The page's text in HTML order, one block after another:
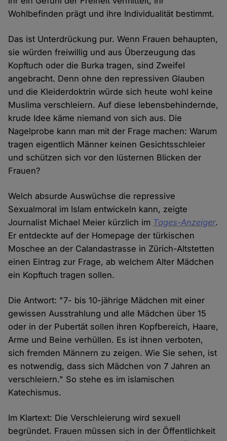
Wohlbefinden prägt und ihre Individualität bestimmt.
Das ist Unterdrückung pur. Wenn Frauen behaupten,
sie würden freiwillig und aus Überzeugung das
Kopftuch oder die Burka tragen, sind Zweifel
angebracht. Denn ohne den repressiven Glauben
und die Kleiderdoktrin würde sich heute wohl keine
Muslima verschleiern. Auf diese lebensbehindernde,
krude Idee käme niemand von sich aus. Die
Nagelprobe kann man mit der Frage machen: Warum
tragen eigentlich Männer keinen Gesichtsschleier
und schützen sich vor den lüsternen Blicken der
Frauen?
Welch absurde Auswüchse die repressive
Sexualmoral im Islam entwickeln kann, zeigte
Journalist Michael Meier kürzlich im Tages-Anzeiger.
Er entdeckte auf der Homepage der türkischen
Moschee an der Calandastrasse in Zürich-Altstetten
einen Eintrag zur Frage, ab welchem Alter Mädchen
ein Kopftuch tragen sollen.
Die Antwort: "7- bis 10-jährige Mädchen mit einer
gewissen Ausstrahlung und alle Mädchen über 15
oder in der Pubertät sollen ihren Kopfbereich, Haare,
Arme und Beine verhüllen. Es ist ihnen verboten,
sich fremden Männern zu zeigen. Wie Sie sehen, ist
es notwendig, dass sich Mädchen von 7 Jahren an
verschleiern." So stehe es im islamischen
Katechismus.
Im Klartext: Die Verschleierung wird sexuell
begründet. Frauen müssen sich in der Öffentlichkeit